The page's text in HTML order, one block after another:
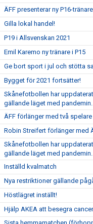
ÄFF presenterar ny P16-tränare
Gilla lokal handel!
P19 i Allsvenskan 2021
Emil Karemo ny tränare i P15
Ge bort sport i jul och stötta
Bygget för 2021 fortsätter!
Skånefotbollen har
gällande läget med pandemin.
ÄFF förlänger med två
Robin Streifert förlänger med
Skånefotbollen har
gällande läget med pandemin.
Inställd kvalmatch
Nya restriktioner gällande
Höstlägret inställt!
Hjälp AKEA att besegra